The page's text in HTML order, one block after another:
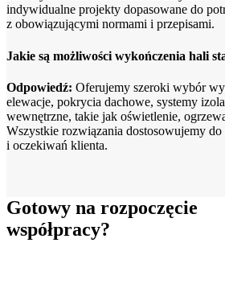
indywidualne projekty dopasowane do
z obowiązującymi normami i przepisami.
Jakie są możliwości wykończenia hali
Odpowiedź: Oferujemy szeroki wybór
elewacje, pokrycia dachowe, systemy
wewnętrzne, takie jak oświetlenie,
Wszystkie rozwiązania dostosowujemy do
i oczekiwań klienta.
Gotowy na rozpoczęcie
współpracy?